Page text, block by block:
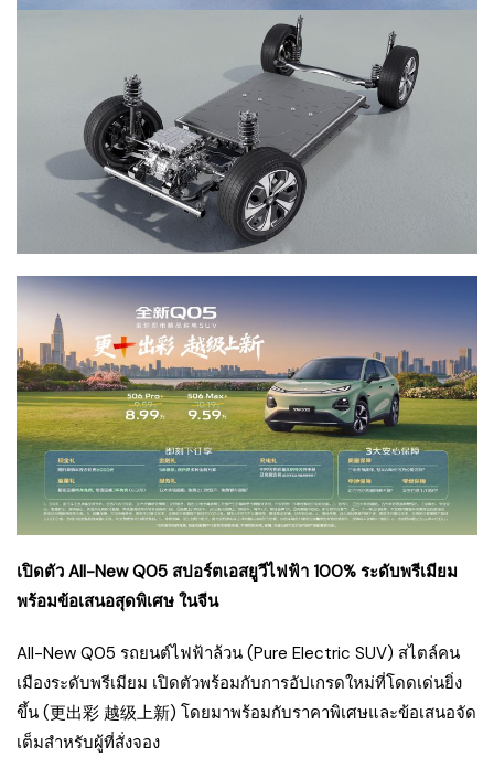
เปิดตัว All-New Q05 สปอร์ตเอสยูวีไฟฟ้า 100% ระดับพรีเมียม
พร้อมข้อเสนอสุดพิเศษ ในจีน
All-New Q05 รถยนต์ไฟฟ้าล้วน (Pure Electric SUV) สไตล์คน
เมืองระดับพรีเมียม เปิดตัวพร้อมกับการอัปเกรดใหม่ที่โดดเด่นยิ่ง
ขึ้น (更出彩 越级上新) โดยมาพร้อมกับราคาพิเศษและข้อเสนอจัด
เต็มสำหรับผู้ที่สั่งจอง